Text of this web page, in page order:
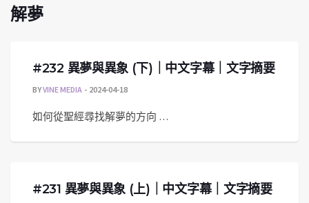
解夢
#232 異夢與異象 (下)｜中文字幕｜文字摘要
BYVINE MEDIA 2024-04-18
如何從聖經尋找解夢的方向 …
#231 異夢與異象 (上)｜中文字幕｜文字摘要